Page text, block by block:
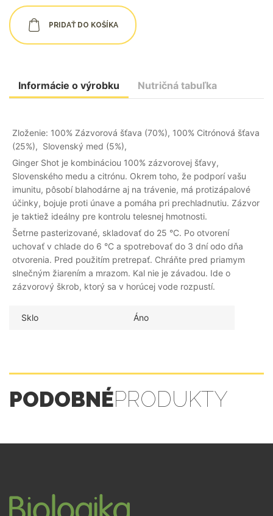
PRIDAŤ DO KOŠÍKA
Informácie o výrobku Nutričná tabuľka
Zloženie: 100% Zázvorová šťava (70%), 100% Citrónová šťava
(25%), Slovenský med (5%),
Ginger Shot je kombináciou 100% zázvorovej šťavy,
Slovenského medu a citrónu. Okrem toho, že podporí vašu
imunitu, pôsobí blahodárne aj na trávenie, má protizápalové
účinky, bojuje proti únave a pomáha pri prechladnutiu. Zázvor
je taktiež ideálny pre kontrolu telesnej hmotnosti.
Šetrne pasterizované, skladovať do 25 °C. Po otvorení
uchovať v chlade do 6 °C a spotrebovať do 3 dní odo dňa
otvorenia. Pred použitím pretrepať. Chráňte pred priamym
slnečným žiarením a mrazom. Kal nie je závadou. Ide o
zázvorový škrob, ktorý sa v horúcej vode rozpustí.
Sklo Áno
PODOBNÉPRODUKTY